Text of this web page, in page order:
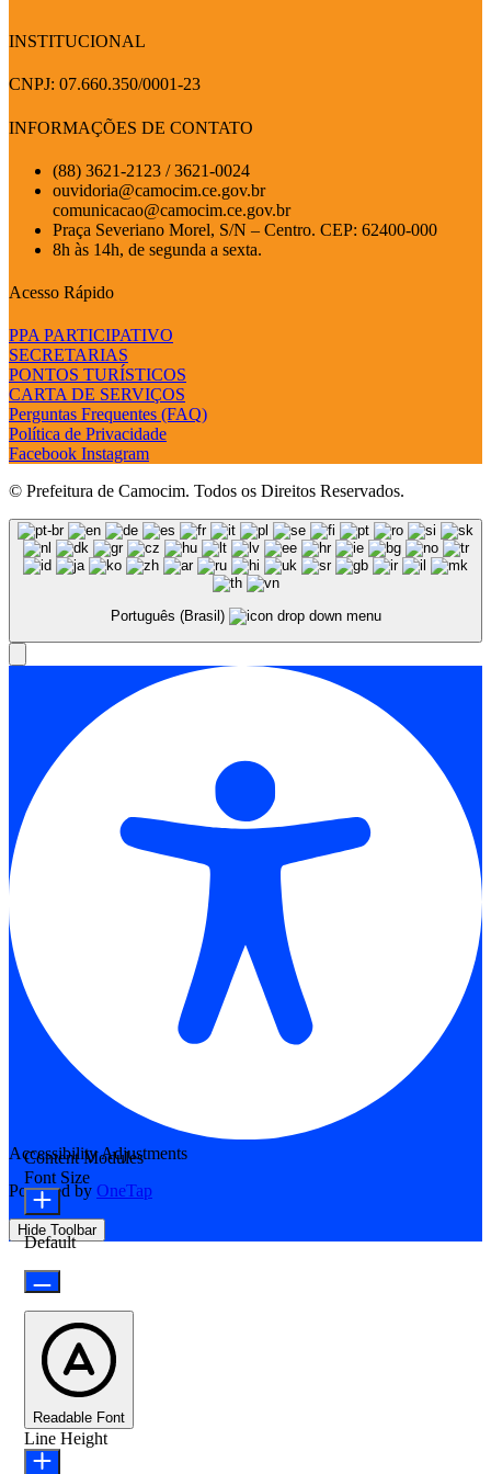
INSTITUCIONAL
CNPJ: 07.660.350/0001-23
INFORMAÇÕES DE CONTATO
(88) 3621-2123 / 3621-0024
ouvidoria@camocim.ce.gov.br
comunicacao@camocim.ce.gov.br
Praça Severiano Morel, S/N – Centro. CEP: 62400-000
8h às 14h, de segunda a sexta.
Acesso Rápido
PPA PARTICIPATIVO
SECRETARIAS
PONTOS TURÍSTICOS
CARTA DE SERVIÇOS
Perguntas Frequentes (FAQ)
Política de Privacidade
Facebook Instagram
© Prefeitura de Camocim. Todos os Direitos Reservados.
Português (Brasil)
Accessibility Adjustments
Powered by OneTap
Hide Toolbar
Content Modules
Font Size
Default
Readable Font
Line Height